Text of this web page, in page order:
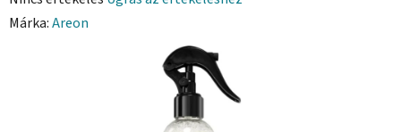
termék
Márka:Areon